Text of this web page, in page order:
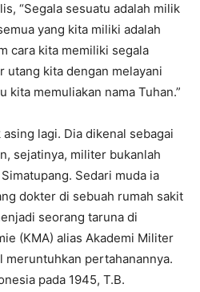
“Segala sesuatu adalah milik
yang kita miliki adalah
cara kita memiliki segala
utang kita dengan melayani
kita memuliakan nama Tuhan.”
lagi. Dia dikenal sebagai
sejatinya, militer bukanlah
Sedari muda ia
dokter di sebuah rumah sakit
seorang taruna di
(KMA) alias Akademi Militer
meruntuhkan pertahanannya.
pada 1945, T.B.